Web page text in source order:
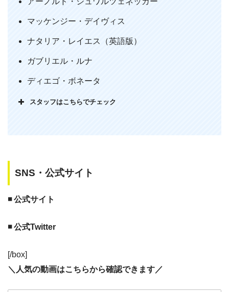
部分は深く掘り下げてほしかったです。しかしアクションシー
マッケンジー・デイヴィス
ナタリア・レイエス（英語版）
ガブリエル・ルナ
ディエゴ・ボネータ
スタッフはこちらでチェック
SNS・公式サイト
◾️ 公式サイト
◾️ 公式Twitter
[/box]
＼ 人気の動画はこちらから確認できます／